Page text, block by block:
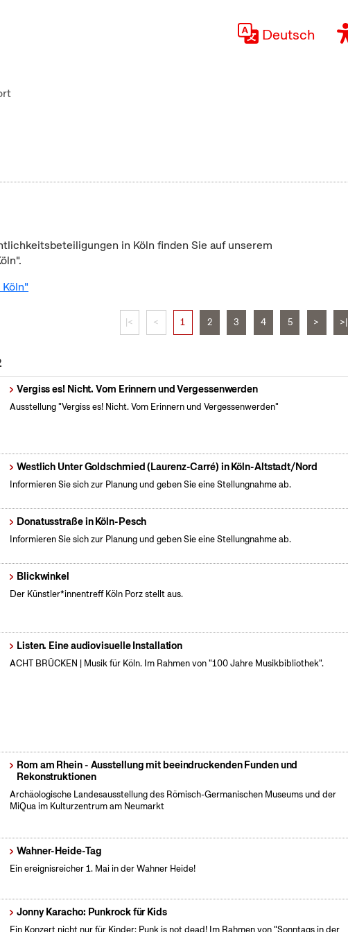
Deutsch
in Köln finden Sie auf unserem
|< < 1 2 3 4 5 > >|
Vergiss es! Nicht. Vom Erinnern und Vergessenwerden
Ausstellung "Vergiss es! Nicht. Vom Erinnern und Vergessenwerden"
Westlich Unter Goldschmied (Laurenz-Carré) in Köln-Altstadt/Nord
Informieren Sie sich zur Planung und geben Sie eine Stellungnahme ab.
Donatusstraße in Köln-Pesch
Informieren Sie sich zur Planung und geben Sie eine Stellungnahme ab.
Blickwinkel
Der Künstler*innentreff Köln Porz stellt aus.
Listen. Eine audiovisuelle Installation
ACHT BRÜCKEN | Musik für Köln. Im Rahmen von "100 Jahre Musikbibliothek".
Rom am Rhein - Ausstellung mit beeindruckenden Funden und
Rekonstruktionen
Archäologische Landesausstellung des Römisch-Germanischen Museums und der
MiQua im Kulturzentrum am Neumarkt
Wahner-Heide-Tag
Ein ereignisreicher 1. Mai in der Wahner Heide!
Jonny Karacho: Punkrock für Kids